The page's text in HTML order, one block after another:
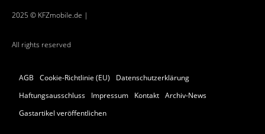
2025 © KFZmobile.de |
All rights reserved
AGB Cookie-Richtlinie (EU)
Datenschutzerklärung
Haftungsausschluss
Impressum Kontakt Archiv-News
Gastartikel veröffentlichen